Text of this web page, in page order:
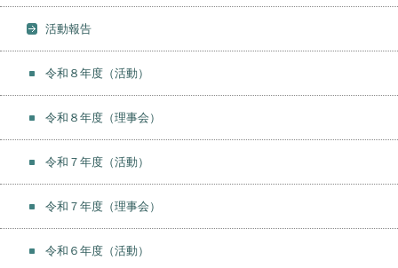
活動報告
令和８年度（活動）
令和８年度（理事会）
令和７年度（活動）
令和７年度（理事会）
令和６年度（活動）